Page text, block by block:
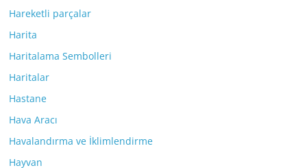
Hareketli parçalar
Harita
Haritalama Sembolleri
Haritalar
Hastane
Hava Aracı
Havalandırma ve İklimlendirme
Hayvan